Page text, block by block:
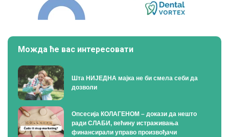
Можда ће вас интересовати
Шта НИЈЕДНА мајка не би смела себи да
дозволи
Опсесија КОЛАГЕНОМ – докази да нешто
ради СЛАБИ, већину истраживања
финансирали управо произвођачи